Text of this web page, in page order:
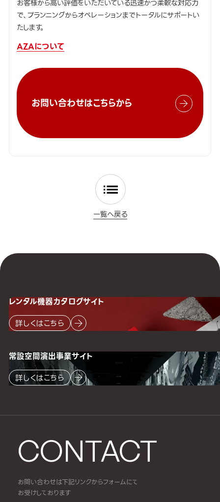
お客様から高い評価をいただいている迅速かつ柔軟な対応力
で、プランニングからオペレーションまでトータルにサポートい
たします。
AZAについて
お問い合わせはこちらから
一覧へ戻る
CONTACT
お問い合わせは下記リンクからフォームにて
お受けしております
レンタル機器カタログサイト
詳しくはこちら
常設空間演出事業サイト
詳しくはこちら